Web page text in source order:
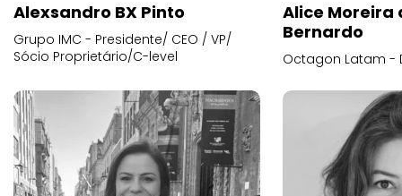
Alexsandro BX Pinto
Grupo IMC - Presidente/ CEO / VP/
Sócio Proprietário/C-level
Alice
Bernardo
Octagon Latam -